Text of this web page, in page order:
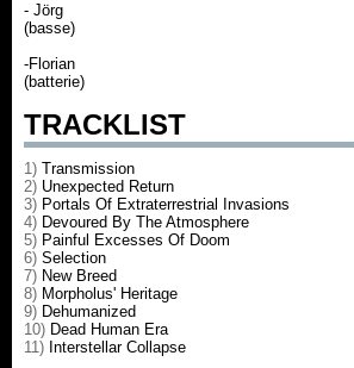
- Jörg
(basse)
-Florian
(batterie)
TRACKLIST
1) Transmission
2) Unexpected Return
3) Portals Of Extraterrestrial Invasions
4) Devoured By The Atmosphere
5) Painful Excesses Of Doom
6) Selection
7) New Breed
8) Morpholus' Heritage
9) Dehumanized
10) Dead Human Era
11) Interstellar Collapse